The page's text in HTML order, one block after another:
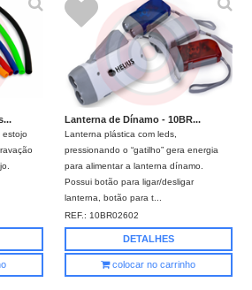
estojo
Lanterna de Dínamo - 10BR...
Lanterna plástica com leds,
pressionando o “gatilho” gera energia
para alimentar a lanterna dínamo.
Possui botão para ligar/desligar
lanterna, botão para t...
REF.: 10BR02602
DETALHES
colocar no carrinho